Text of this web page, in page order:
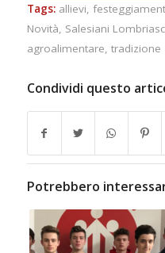
Tags: allievi,
Novità, Salesiani
agroalimentare, tradizione
Condividi questo
Potrebbero